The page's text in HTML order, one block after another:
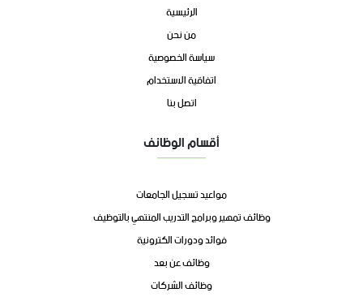
الرئيسية
من نحن
سياسة الخصوصية
اتفاقية الاستخدام
اتصل بنا
أقسام الوظائف
مواعيد تسجيل الجامعات
وظائف تمهير وبرامج التدريب المنتهي بالتوظيف
فوائد ودورات الكترونية
وظائف عن بعد
وظائف الشركات